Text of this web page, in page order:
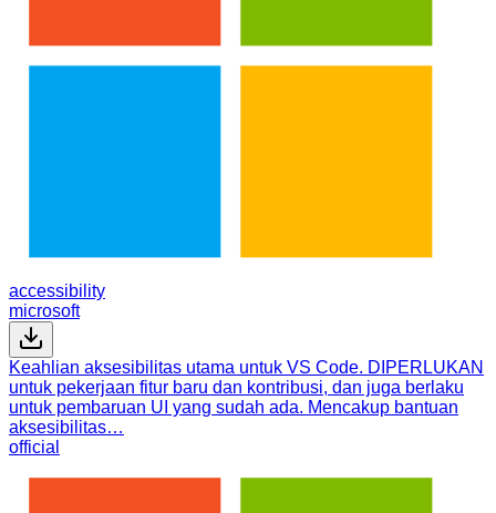
accessibility
microsoft
Keahlian aksesibilitas utama untuk VS Code. DIPERLUKAN
untuk pekerjaan fitur baru dan kontribusi, dan juga berlaku
untuk pembaruan UI yang sudah ada. Mencakup bantuan
aksesibilitas…
official